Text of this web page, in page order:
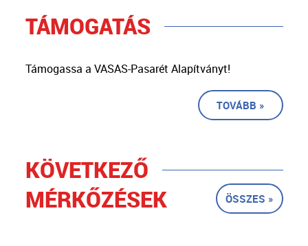
TÁMOGATÁS
Támogassa a VASAS-Pasarét Alapítványt!
TOVÁBB »
KÖVETKEZŐ
MÉRKŐZÉSEK
ÖSSZES »